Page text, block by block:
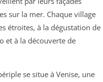
sur la mer. Chaque village
étroites, à la dégustation de
et à la découverte de
se situe à Venise, une